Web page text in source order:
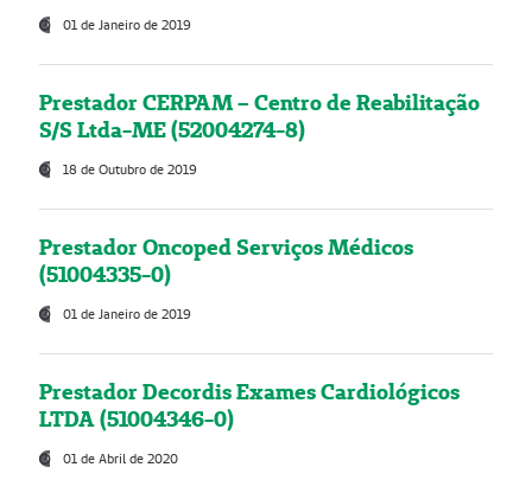
01 de Janeiro de 2019
Prestador CERPAM – Centro de Reabilitação
S/S Ltda-ME (52004274-8)
18 de Outubro de 2019
Prestador Oncoped Serviços Médicos
(51004335-0)
01 de Janeiro de 2019
Prestador Decordis Exames Cardiológicos
LTDA (51004346-0)
01 de Abril de 2020